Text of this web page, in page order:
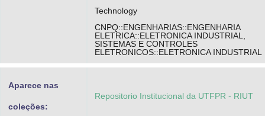
Technology
CNPQ::ENGENHARIAS::ENGENHARIA
ELETRICA::ELETRONICA INDUSTRIAL,
SISTEMAS E CONTROLES
ELETRONICOS::ELETRONICA INDUSTRIAL
Aparece nas
coleções:
Repositorio Institucional da UTFPR - RIUT